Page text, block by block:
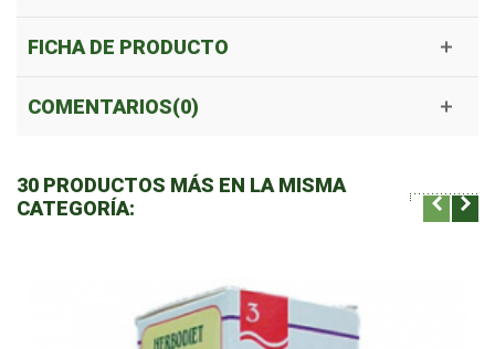
FICHA DE PRODUCTO
COMENTARIOS(0)
30 PRODUCTOS MÁS EN LA MISMA
CATEGORÍA: